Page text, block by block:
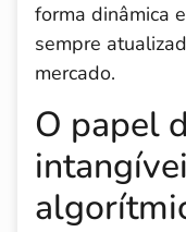
forma dinâmica
sempre
mercado.
O papel